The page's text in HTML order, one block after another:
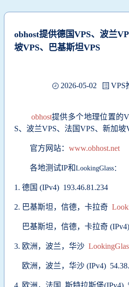
obhost提供德国VPS、波兰
坡VPS、巴基斯坦VPS
2026-05-02 VPS
obhost提供多个地理位置的
S、波兰VPS、法国VPS、新加坡
官方网站： www.obhost.net
各地测试IP和LookingGlass：
1. 德国 (IPv4) 193.46.81.234
2. 巴基斯坦，信德， 卡拉奇
巴基斯坦，信德，卡拉奇 (IPv4)
3. 欧洲， 波兰，华沙
欧洲，波兰，华沙 (IPv4)
4. 欧洲， 法国, 斯特拉斯堡(IPv4)